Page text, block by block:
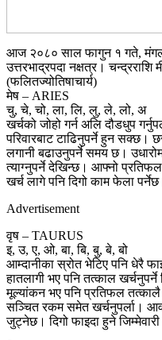
आज २०८० साल फागुन १ गते,
उत्तरभाद्रपदा नक्षत्र। चन्द्रराशि
(फलितज्योतिषाचार्य)
मेष – ARIES
चु, चे, चो, ला, लि, लु, ले, लो, अ
खर्चको जोहो गर्न अलि दौडधुप
परिवारबाट टाढिनुपर्ने हुन सक्छ।
लगानी बढाउनुपर्ने समय छ।
त्याग्नुपर्ने देखिन्छ। आफ्नो
खर्च लागे पनि दिगो काम फेला
Advertisement
वृष – TAURUS
इ, उ, ए, ओ, बा, बि, बु, बे, बो
आम्दानीका स्रोत भेटिए पनि धेरै
हातलागी भए पनि तत्काल
मूल्यांकन भए पनि प्रतिफल
सञ्चित रकम समेत खर्चनुपर्ला।
जुट्नेछ। दिगो फाइदा हुने